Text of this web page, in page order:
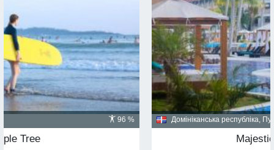
91 %
Домініканська республіка, Пунта Кана